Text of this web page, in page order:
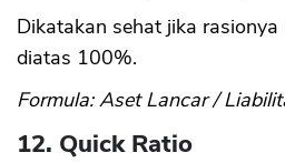
Dikatakan sehat jika
diatas 100%.
Formula: Aset Lancar /
12. Quick Ratio